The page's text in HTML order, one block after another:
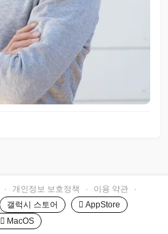
· 개인정보 보호정책 · 이용 약관
·
갤럭시 스토어
 AppStore
 MacOS